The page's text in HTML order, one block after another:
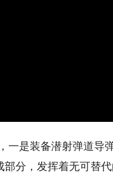
是装备潜射弹道导
分，发挥着无可替代